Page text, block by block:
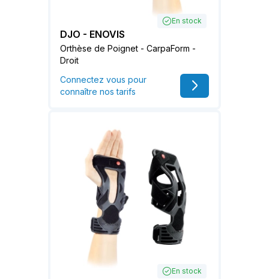
En stock
DJO - ENOVIS
Orthèse de Poignet - CarpaForm -
Droit
Connectez vous pour
connaître nos tarifs
En stock